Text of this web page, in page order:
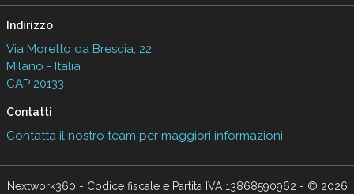
Indirizzo
Via Moretto da Brescia, 22
Milano - Italia
CAP 20133
Contatti
Contatta il nostro team per maggiori informazioni
Nextwork360 - Codice fiscale e Partita IVA 13868590962 - © 2026